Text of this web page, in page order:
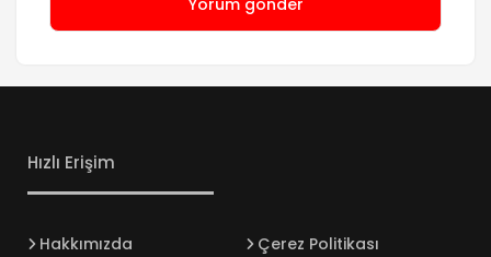
Hızlı Erişim
Hakkımızda
Çerez Politikası